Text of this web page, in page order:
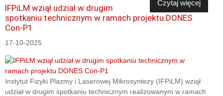
Czytaj więcej
IFPiLM wziął udział w drugim
spotkaniu technicznym w ramach projektu DONES
Con-P1
17-10-2025
Instytut Fizyki Plazmy i Laserowej Mikrosyntezy (IFPiLM) wziął
udział w drugim spotkaniu technicznym realizowanym w ramach